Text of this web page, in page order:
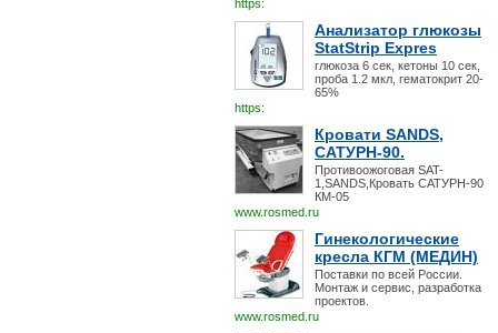
https:
Анализатор глюкозы
StatStrip Expres
глюкоза 6 сек, кетоны 10 сек,
проба 1.2 мкл, гематокрит 20-
65%
https:
Кровати SANDS,
САТУРН-90.
Противоожоговая SAT-
1,SANDS,Кровать САТУРН-90
КМ-05
www.rosmed.ru
Гинекологические
кресла КГМ (МЕДИН)
Поставки по всей России.
Монтаж и сервис, разработка
проектов.
www.rosmed.ru